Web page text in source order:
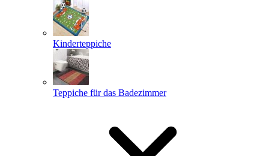
Kinderteppiche
Teppiche für das Badezimmer